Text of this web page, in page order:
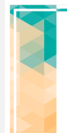
Заглянув
Вже
Усе заснуло,
Яким же є
години
Кругом
І соловейка
... Ніч
Немов
Вітрець
немов